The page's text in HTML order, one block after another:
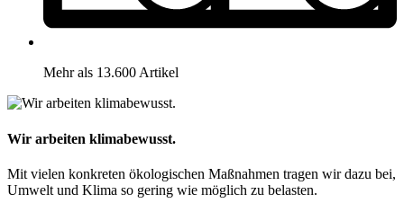
Mehr als 13.600 Artikel
Wir arbeiten klimabewusst.
Mit vielen konkreten ökologischen Maßnahmen tragen wir dazu bei,
Umwelt und Klima so gering wie möglich zu belasten.